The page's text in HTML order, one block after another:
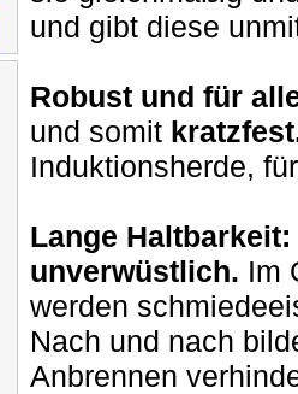
und gibt diese
Robust und für
und somit
Induktionsherde,
Lange Haltbarkeit:
unverwüstlich. Im
werden
Nach und nach
Anbrennen